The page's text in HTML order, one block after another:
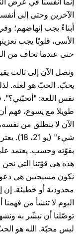
الآخرين وحتى إلى
أبناءً يجب إنهاضهم؛
الأسى، قلوبًا يجب
حتى عندما تخاف من
ونصل الآن إلى ثالث
يحبّ. الحبّ هو لغته.
نفس اللغة:
طويلا مع يسوع، فهم
الآن لا ينطلق من
شيء"
بقوّته وحسب. يعتمد
هذه هي قوّتنا التي
نكون مسيحيين هي
محدودية أو خطيئة. إن
اليوم لا تنشأ من فهمنا
توصّلنا أن نبشّر به
ليس محبّة. الله هو